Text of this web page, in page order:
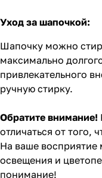
Уход за шапочкой:
Шапочку можно
максимально
привлекательного
ручную стирку.
Обратите внимание!
отличаться от того,
На ваше восприятие
освещения и
понимание!